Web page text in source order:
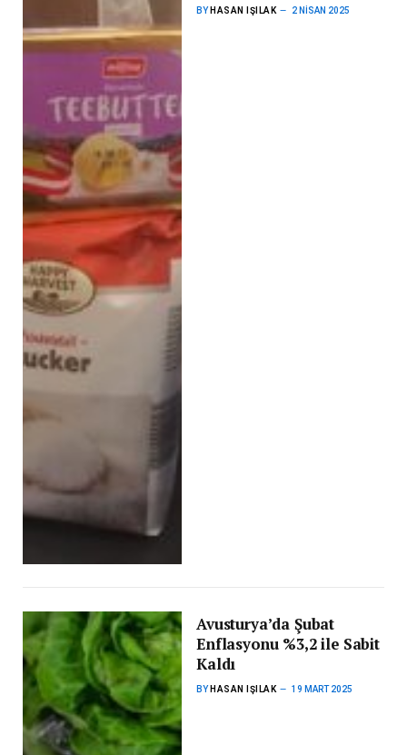
BY HASAN IŞILAK 2 NISAN 2025
Avusturya’da Şubat
Enflasyonu %3,2 ile Sabit
Kaldı
BY HASAN IŞILAK 19 MART 2025